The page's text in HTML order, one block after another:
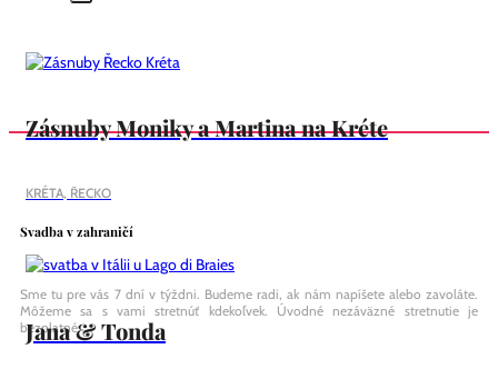
Zásnuby Moniky a Martina na Kréte
KRÉTA, ŘECKO
Jana & Tonda
Svadba v zahraničí
Sme tu pre vás 7 dní v týždni. Budeme radi, ak nám napíšete alebo zavoláte.
Môžeme sa s vami stretnúť kdekoľvek. Úvodné nezáväzné stretnutie je
bezplatné.